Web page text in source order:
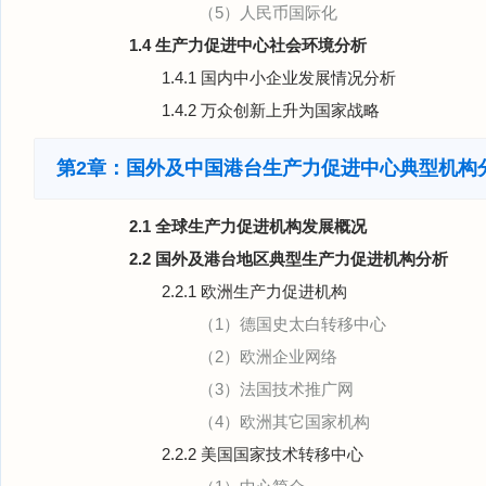
（5）人民币国际化
1.4 生产力促进中心社会环境分析
1.4.1 国内中小企业发展情况分析
1.4.2 万众创新上升为国家战略
第2章：国外及中国港台生产力促进中心典型机构
2.1 全球生产力促进机构发展概况
2.2 国外及港台地区典型生产力促进机构分析
2.2.1 欧洲生产力促进机构
（1）德国史太白转移中心
（2）欧洲企业网络
（3）法国技术推广网
（4）欧洲其它国家机构
2.2.2 美国国家技术转移中心